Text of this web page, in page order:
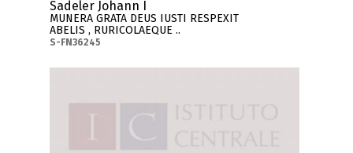
Sadeler Johann I
MUNERA GRATA DEUS IUSTI RESPEXIT
ABELIS , RURICOLAEQUE ..
S-FN36245